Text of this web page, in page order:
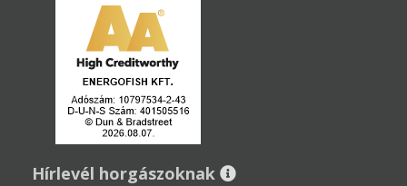
Hírlevél horgászoknak